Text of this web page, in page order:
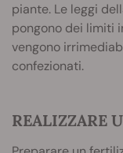
piante. Le leggi
pongono dei limiti
vengono
confezionati.
REALIZZARE